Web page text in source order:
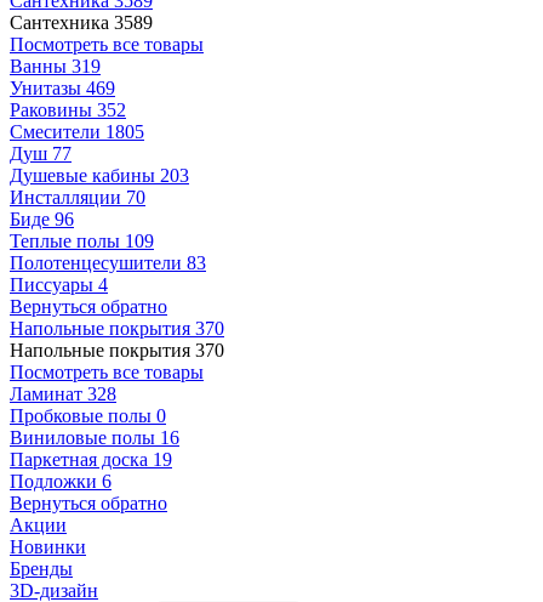
Сантехника 3589
Посмотреть все товары
Ванны 319
Унитазы 469
Раковины 352
Смесители 1805
Душ 77
Душевые кабины 203
Инсталляции 70
Биде 96
Теплые полы 109
Полотенцесушители 83
Писсуары 4
Вернуться обратно
Напольные покрытия 370
Напольные покрытия 370
Посмотреть все товары
Ламинат 328
Пробковые полы 0
Виниловые полы 16
Паркетная доска 19
Подложки 6
Вернуться обратно
Акции
Новинки
Бренды
3D-дизайн